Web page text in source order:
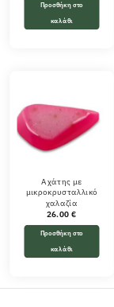
Προσθήκη στο
καλάθι
Αχάτης με
μικροκρυσταλλικό
χαλαζία
26.00€
Προσθήκη στο
καλάθι